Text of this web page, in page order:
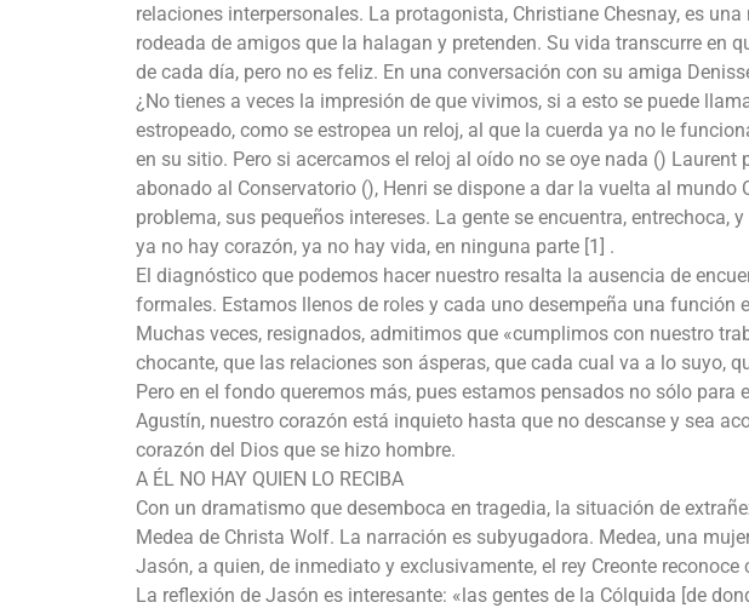
relaciones interpersonales. La protagonista, Christiane Chesnay, es
rodeada de amigos que la halagan y pretenden. Su vida transcurre en
de cada día, pero no es feliz. En una conversación con su amiga
¿No tienes a veces la impresión de que vivimos, si a esto se puede
estropeado, como se estropea un reloj, al que la cuerda ya no le
en su sitio. Pero si acercamos el reloj al oído no se oye nada () Laurent
abonado al Conservatorio (), Henri se dispone a dar la vuelta al mundo
problema, sus pequeños intereses. La gente se encuentra, entrechoca,
ya no hay corazón, ya no hay vida, en ninguna parte [1] .
El diagnóstico que podemos hacer nuestro resalta la ausencia de
formales. Estamos llenos de roles y cada uno desempeña una función
Muchas veces, resignados, admitimos que «cumplimos con nuestro
chocante, que las relaciones son ásperas, que cada cual va a lo suyo,
Pero en el fondo queremos más, pues estamos pensados no sólo para
Agustín, nuestro corazón está inquieto hasta que no descanse y sea
corazón del Dios que se hizo hombre.
A ÉL NO HAY QUIEN LO RECIBA
Con un dramatismo que desemboca en tragedia, la situación de
Medea de Christa Wolf. La narración es subyugadora. Medea, una
Jasón, a quien, de inmediato y exclusivamente, el rey Creonte
La reflexión de Jasón es interesante: «las gentes de la Cólquida [de